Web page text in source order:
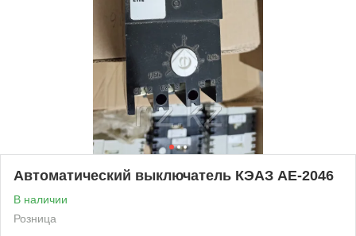
Автоматический выключатель КЭАЗ AE-2046
В наличии
Розница